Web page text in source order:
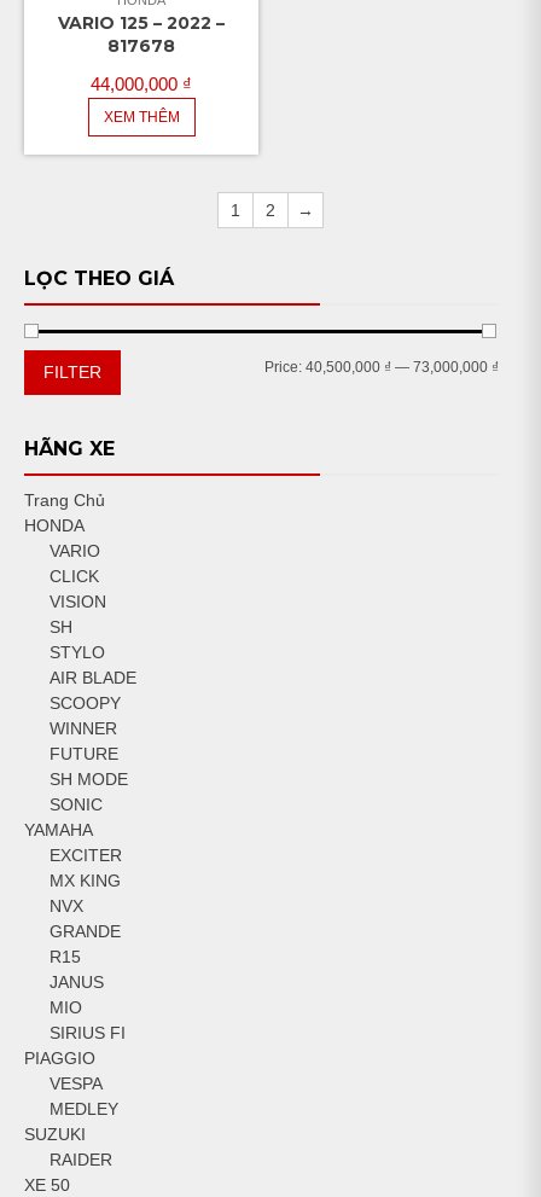
VARIO 125 – 2022 –
817678
44,000,000 ₫
XEM THÊM
1 2 →
LỌC THEO GIÁ
FILTER Price: 40,500,000 ₫ — 73,000,000 ₫
HÃNG XE
Trang Chủ
HONDA
VARIO
CLICK
VISION
SH
STYLO
AIR BLADE
SCOOPY
WINNER
FUTURE
SH MODE
SONIC
YAMAHA
EXCITER
MX KING
NVX
GRANDE
R15
JANUS
MIO
SIRIUS FI
PIAGGIO
VESPA
MEDLEY
SUZUKI
RAIDER
XE 50